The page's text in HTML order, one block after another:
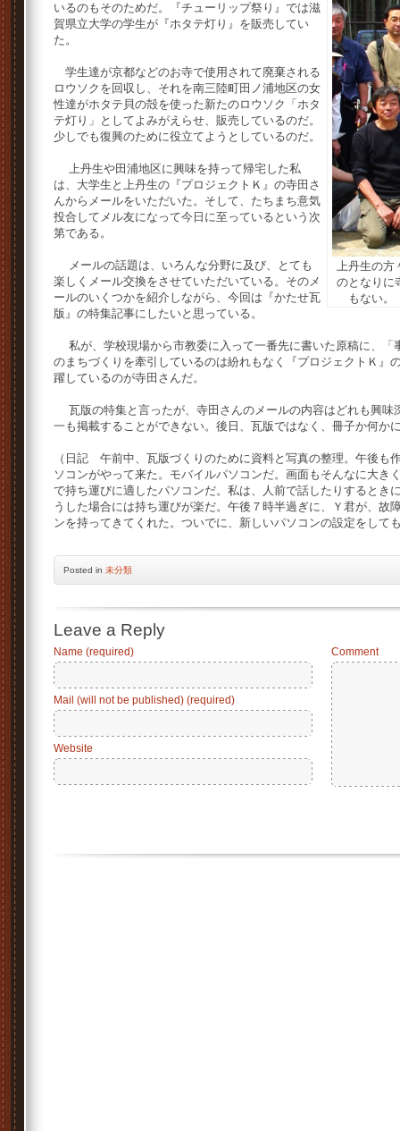
上丹生の方
のとなりに
もない。
いるのもそのためだ。『チューリップ祭り』では滋
賀県立大学の学生が『ホタテ灯り』を販売してい
た。
学生達が京都などのお寺で使用されて廃棄される
ロウソクを回収し、それを南三陸町田ノ浦地区の女
性達がホタテ貝の殻を使った新たのロウソク「ホタ
テ灯り」としてよみがえらせ、販売しているのだ。
少しでも復興のために役立てようとしているのだ。
上丹生や田浦地区に興味を持って帰宅した私
は、大学生と上丹生の『プロジェクトＫ』の寺田さ
んからメールをいただいた。そして、たちまち意気
投合してメル友になって今日に至っているという次
第である。
メールの話題は、いろんな分野に及び、とても
楽しくメール交換をさせていただいている。そのメ
ールのいくつかを紹介しながら、今回は『かたせ瓦
版』の特集記事にしたいと思っている。
私が、学校現場から市教委に入って一番先に書いた原稿に、「
のまちづくりを牽引しているのは紛れもなく『プロジェクトＫ』
躍しているのが寺田さんだ。
瓦版の特集と言ったが、寺田さんのメールの内容はどれも興味
一も掲載することができない。後日、瓦版ではなく、冊子か何か
（日記 午前中、瓦版づくりのために資料と写真の整理。午後も
ソコンがやって来た。モバイルパソコンだ。画面もそんなに大き
で持ち運びに適したパソコンだ。私は、人前で話したりするとき
うした場合には持ち運びが楽だ。午後７時半過ぎに、Ｙ君が、故
ンを持ってきてくれた。ついでに、新しいパソコンの設定をして
Posted in 未分類
Leave a Reply
Name (required)
Mail (will not be published) (required)
Website
Comment